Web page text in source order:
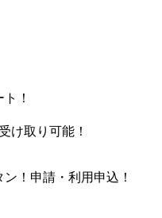
！
け取り可能！
！申請・利用申込！